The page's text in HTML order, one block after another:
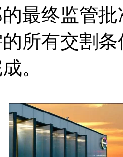
最终监管
所有交割
。